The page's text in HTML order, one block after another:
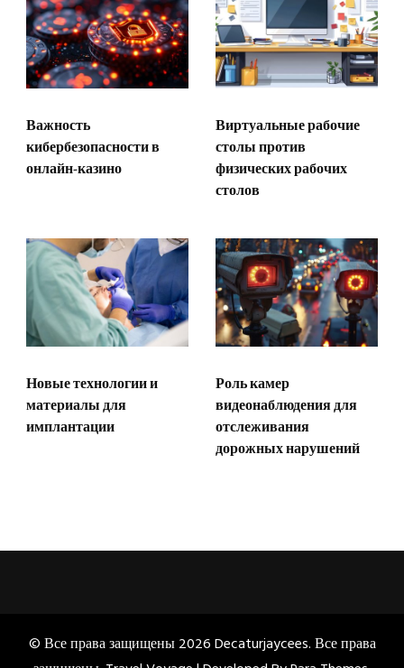
Важность
кибербезопасности в
онлайн-казино
Виртуальные рабочие
столы против
физических рабочих
столов
Новые технологии и
материалы для
имплантации
Роль камер
видеонаблюдения для
отслеживания
дорожных нарушений
© Все права защищены 2026Decaturjaycees. Все права